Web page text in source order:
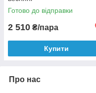
Готово до відправки
2 510 ₴/пара
Купити
Про нас